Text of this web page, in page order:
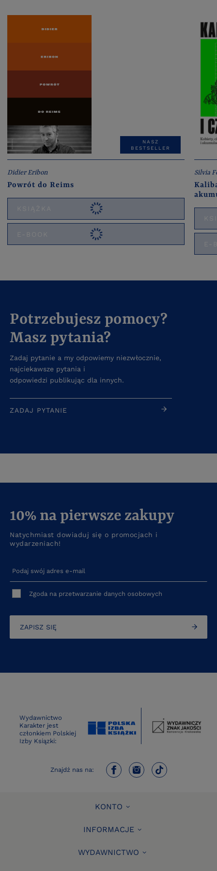
NASZ
BESTSELLER
Didier Eribon
Powrót do Reims
KSIĄŻKA
E-BOOK
Silvia
E-
Potrzebujesz pomocy?
Masz pytania?
Zadaj pytanie a my odpowiemy niezwłocznie,
najciekawsze pytania i
odpowiedzi publikując dla innych.
ZADAJ PYTANIE
10% na pierwsze zakupy
Natychmiast dowiaduj się o promocjach i
wydarzeniach!
Podaj swój adres e-mail
Zgoda na przetwarzanie danych osobowych
ZAPISZ SIĘ
Wydawnictwo
Karakter jest
członkiem Polskiej
Izby Ksiązki:
Znajdź nas na:
KONTO
INFORMACJE
WYDAWNICTWO